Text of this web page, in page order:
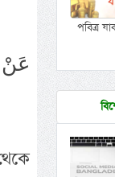
عَنْ
পবিত্র